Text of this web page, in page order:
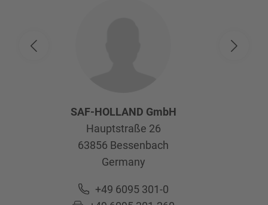
SAF-HOLLAND GmbH
Hauptstraße 26
63856 Bessenbach
Germany
+49 6095 301-0